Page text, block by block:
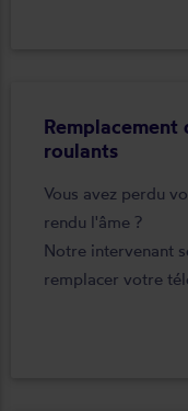
roulants
Vous avez perdu
rendu l'âme ?
Notre intervenant
remplacer votre